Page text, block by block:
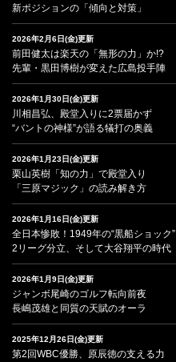
新ポジションの「傾向と対策」
2026年2月6日(金)更新
前田健太は楽天の「無形の力」か!?
先輩・黒田博樹が変えた広島投手陣
2026年1月30日(金)更新
川相昌弘、殿堂入りに2票届かず
“バントの神様”が語る犠打の奥義
2026年1月23日(金)更新
栗山英樹「知の力」で殿堂入り
「三原マジック」の読み解き方
2026年1月16日(金)更新
全日本惨敗！1949年の“黒船ショック”
2リーグ分立、そして大谷翔平の時代
2026年1月9日(金)更新
ジャンボ尾崎のゴルフ転向前夜
長嶋茂雄と同質の天賦のオーラ
2025年12月26日(金)更新
第2回WBC優勝、原辰徳の支える力